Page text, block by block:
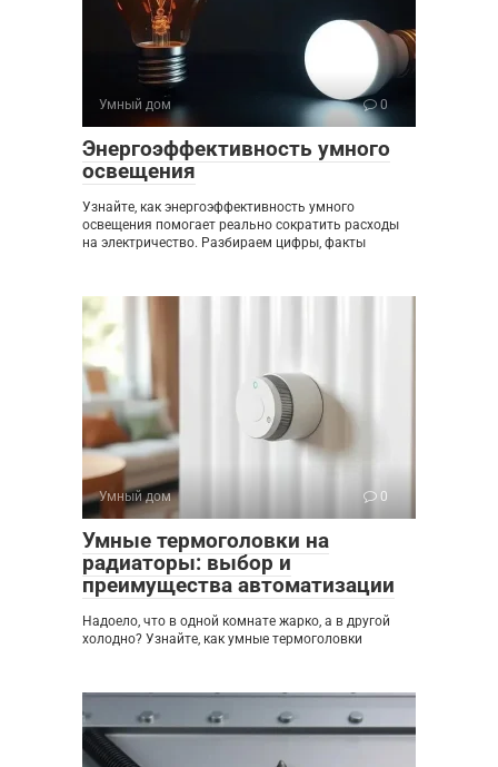
Умный дом 0
Энергоэффективность умного
освещения
Узнайте, как энергоэффективность умного
освещения помогает реально сократить расходы
на электричество. Разбираем цифры, факты
Умный дом 0
Умные термоголовки на
радиаторы: выбор и
преимущества автоматизации
Надоело, что в одной комнате жарко, а в другой
холодно? Узнайте, как умные термоголовки